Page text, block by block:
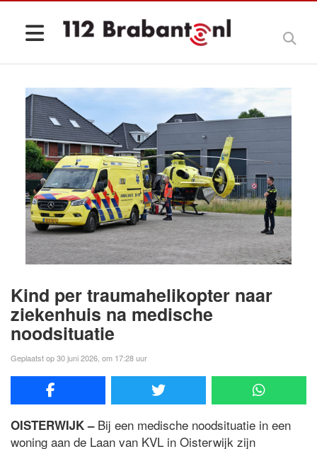
Kind per traumahelikopter naar
ziekenhuis na medische
noodsituatie
Geplaatst op 30 juni 2026, om 17:28 uur
OISTERWIJK –Bij een medische noodsituatie in een
woning aan de Laan van KVL in Oisterwijk zijn